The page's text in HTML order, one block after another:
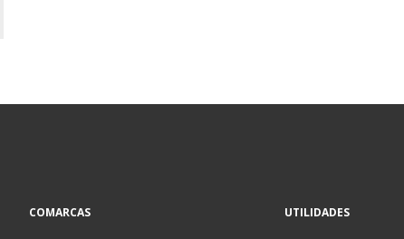
COMARCAS UTILIDADES